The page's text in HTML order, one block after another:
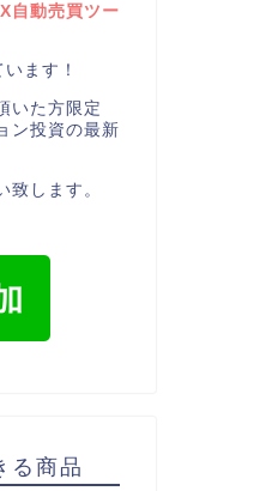
自動売買ツー
ます！
いた方限定
ン投資の最新
致します。
る商品